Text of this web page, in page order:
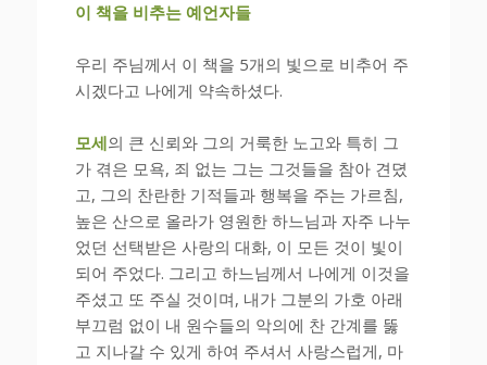
이 책을 비추는 예언자들
우리 주님께서 이 책을 5개의 빛으로 비추어 주
시겠다고 나에게 약속하셨다.
모세의 큰 신뢰와 그의 거룩한 노고와 특히 그
가 겪은 모욕, 죄 없는 그는 그것들을 참아 견뎠
고, 그의 찬란한 기적들과 행복을 주는 가르침,
높은 산으로 올라가 영원한 하느님과 자주 나누
었던 선택받은 사랑의 대화, 이 모든 것이 빛이
되어 주었다. 그리고 하느님께서 나에게 이것을
주셨고 또 주실 것이며, 내가 그분의 가호 아래
부끄럼 없이 내 원수들의 악의에 찬 간계를 뚫
고 지나갈 수 있게 하여 주셔서 사랑스럽게, 마